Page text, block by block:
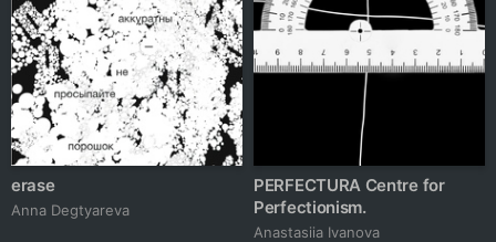
erase
Anna Degtyareva
PERFECTURA Centre for
Perfectionism.
Anastasiia Ivanova